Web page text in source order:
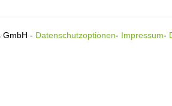
GmbH - Datenschutzoptionen- Impressum-